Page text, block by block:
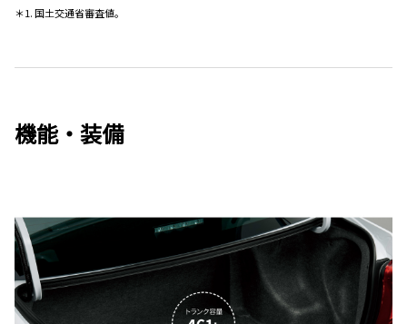
＊1. 国土交通省審査値。
機能・装備